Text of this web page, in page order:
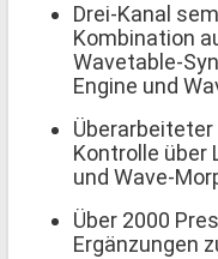
Drei-Kanal
Kombination
Wavetable-
Engine und
Kontrolle über
und Wave-
Über 2000
Ergänzungen